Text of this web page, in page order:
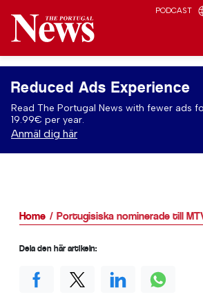
PODCAST
Reduced Ads Experience
Read The Portugal News with fewer ads
19.99€ per year.
Anmäl dig här
Home Portugisiska nominerade till
Dela den här artikeln: